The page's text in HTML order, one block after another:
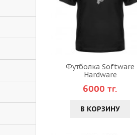
Футболка Software
Hardware
6000 тг.
В КОРЗИНУ